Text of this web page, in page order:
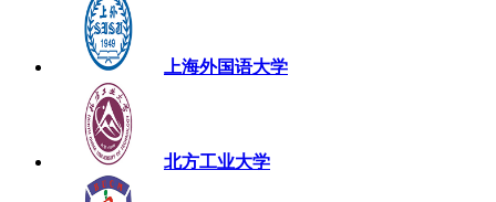
上海外国语大学
北方工业大学